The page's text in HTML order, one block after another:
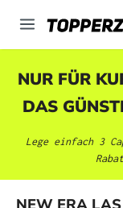
springen
NUR FÜR
DAS
Lege einfach 3